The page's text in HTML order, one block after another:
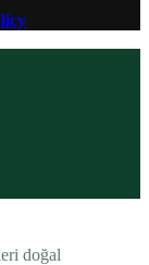
doğal